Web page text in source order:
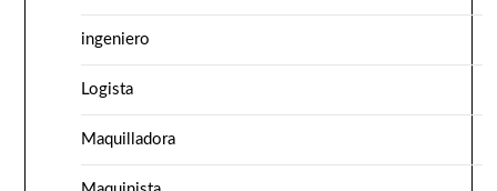
ingeniero
Logista
Maquilladora